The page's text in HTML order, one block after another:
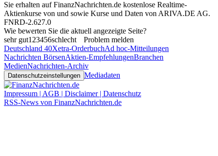
Sie erhalten auf FinanzNachrichten.de kostenlose Realtime-
Aktienkurse von und sowie Kurse und Daten von ARIVA.DE AG.
FNRD-2.627.0
Wie bewerten Sie die aktuell angezeigte Seite?
sehr gut1 23456schlecht
Problem melden
Deutschland 40Xetra-OrderbuchAd hoc-Mitteilungen
Nachrichten BörsenAktien-EmpfehlungenBranchen
MedienNachrichten-Archiv
Datenschutzeinstellungen Mediadaten
Impressum | AGB | Disclaimer | Datenschutz
RSS-News von FinanzNachrichten.de